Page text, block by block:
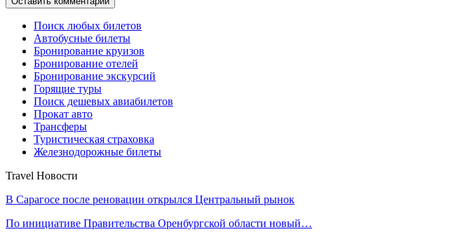
Поиск любых билетов
Автобусные билеты
Бронирование круизов
Бронирование отелей
Бронирование экскурсий
Горящие туры
Поиск дешевых авиабилетов
Прокат авто
Трансферы
Туристическая страховка
Железнодорожные билеты
Travel Новости
В Сарагосе после реновации открылся Центральный рынок
По инициативе Правительства Оренбургской области новый…